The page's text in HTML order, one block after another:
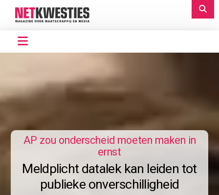
AP zou onderscheid moeten maken in
ernst
Meldplicht datalek kan leiden tot
publieke onverschilligheid